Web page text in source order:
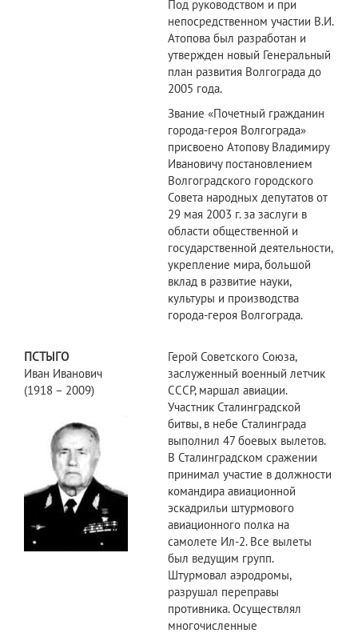
Под руководством и при
непосредственном участии В.И.
Атопова был разработан и
утвержден новый Генеральный
план развития Волгограда до
2005 года.
Звание «Почетный гражданин
города-героя Волгограда»
присвоено Атопову Владимиру
Ивановичу постановлением
Волгоградского городского
Совета народных депутатов от
29 мая 2003 г. за заслуги в
области общественной и
государственной деятельности,
укрепление мира, большой
вклад в развитие науки,
культуры и производства
города-героя Волгограда.
ПСТЫГО
Иван Иванович
(1918 – 2009)
Герой Советского Союза,
заслуженный военный летчик
СССР, маршал авиации.
Участник Сталинградской
битвы, в небе Сталинграда
выполнил 47 боевых вылетов.
В Сталинградском сражении
принимал участие в должности
командира авиационной
эскадрильи штурмового
авиационного полка на
самолете Ил-2. Все вылеты
был ведущим групп.
Штурмовал аэродромы,
разрушал переправы
противника. Осуществлял
многочисленные